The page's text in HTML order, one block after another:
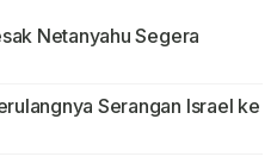
Netanyahu Segera
Serangan Israel ke